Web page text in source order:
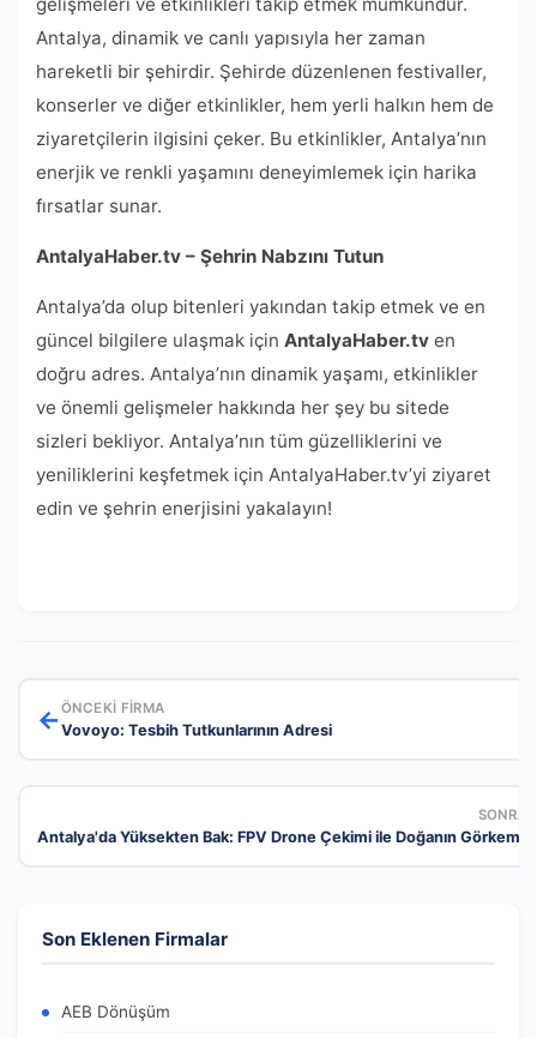
Antalya, dinamik ve canlı yapısıyla her zaman
hareketli bir şehirdir. Şehirde düzenlenen festivaller,
konserler ve diğer etkinlikler, hem yerli halkın hem de
ziyaretçilerin ilgisini çeker. Bu etkinlikler, Antalya’nın
enerjik ve renkli yaşamını deneyimlemek için harika
fırsatlar sunar.
AntalyaHaber.tv – Şehrin Nabzını Tutun
Antalya’da olup bitenleri yakından takip etmek ve en
güncel bilgilere ulaşmak için AntalyaHaber.tv en
doğru adres. Antalya’nın dinamik yaşamı, etkinlikler
ve önemli gelişmeler hakkında her şey bu sitede
sizleri bekliyor. Antalya’nın tüm güzelliklerini ve
yeniliklerini keşfetmek için AntalyaHaber.tv’yi ziyaret
edin ve şehrin enerjisini yakalayın!
←ÖNCEKI FIRMA
Vovoyo: Tesbih Tutkunlarının Adresi
Antalya'da Yüksekten Bak: FPV Drone Çekimi ile Doğanın
Son Eklenen Firmalar
AEB Dönüşüm